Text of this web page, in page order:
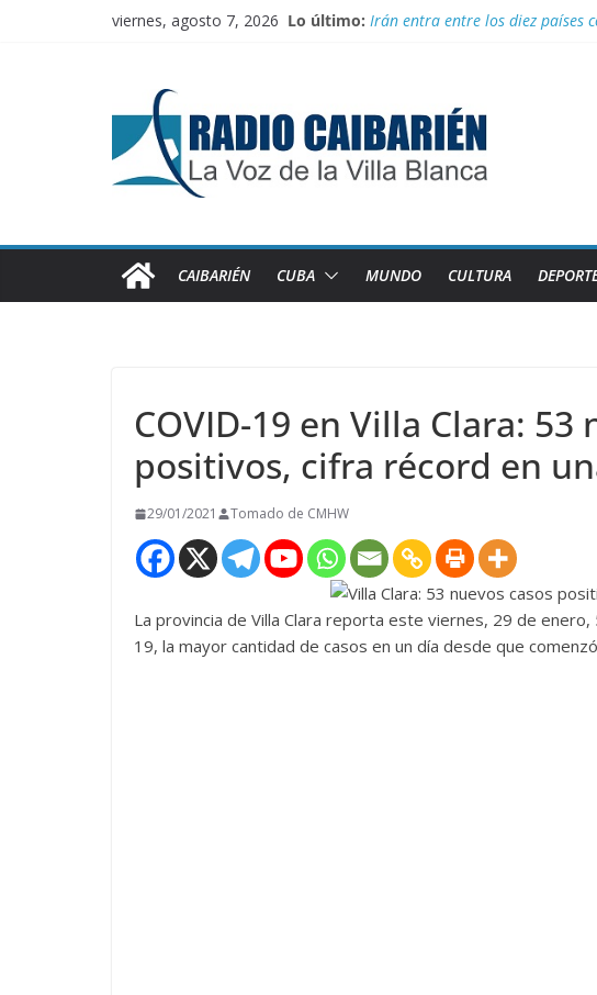
viernes, agosto 7, 2026 Lo último: Información oficial con nombres
Buenos resultados para
Transporte: Nuevas
CAIBARIÉN CUBA MUNDO CULTURA
COVID-19 en Villa Clara: 53
positivos, cifra récord en
29/01/2021 Tomado de CMHW
La provincia de Villa Clara reporta este viernes, 29 de
19, la mayor cantidad de casos en un día desde que